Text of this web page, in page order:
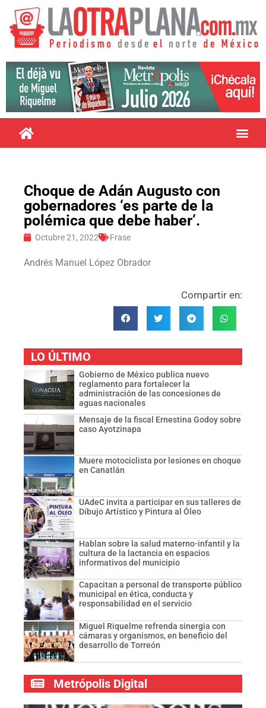
Choque de Adán Augusto con
gobernadores ‘es parte de la
polémica que debe haber’.
Octubre 21, 2022 Frase
Andrés Manuel López Obrador
Compartir en:
LO ÚLTIMO
Gobierno de México publica nuevo
reglamento para fortalecer la
administración de las concesiones de
aguas nacionales
Mensaje de la fiscal Ernestina Godoy sobre
caso Ayotzinapa
Muere motociclista por lesiones en choque
en Canatlán
UAdeC invita a participar en sus talleres de
Dibujo Artístico y Pintura al Óleo
Hablan sobre la salud materno-infantil y la
cultura de la lactancia en espacios
informativos del municipio
Capacitan a personal de transporte público
municipal en ética, conducta y
responsabilidad en el servicio
Miguel Riquelme refrenda sinergia con
cámaras y organismos, en beneficio del
desarrollo de Torreón
Metrópolis Digital